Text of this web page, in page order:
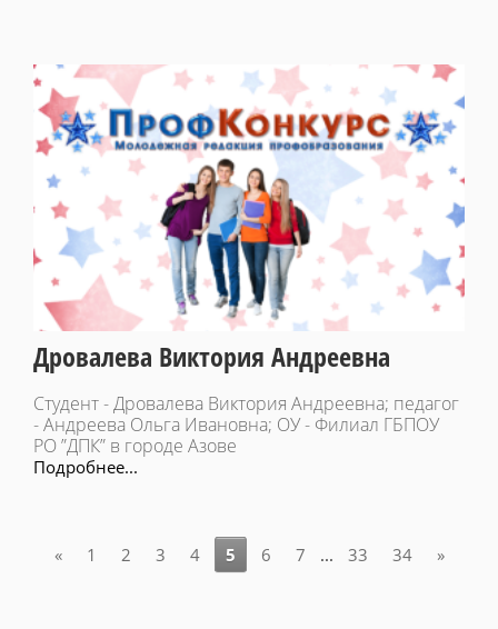
Дровалева Виктория Андреевна
Студент - Дровалева Виктория Андреевна; педагог
- Андреева Ольга Ивановна; ОУ - Филиал ГБПОУ
РО ”ДПК” в городе Азове
Подробнее...
« 1 2 3 4 5 6 7 ... 33 34 »